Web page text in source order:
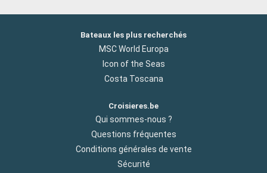
Bateaux les plus recherchés
MSC World Europa
Icon of the Seas
Costa Toscana
Croisieres.be
Qui sommes-nous ?
Questions fréquentes
Conditions générales de vente
Sécurité